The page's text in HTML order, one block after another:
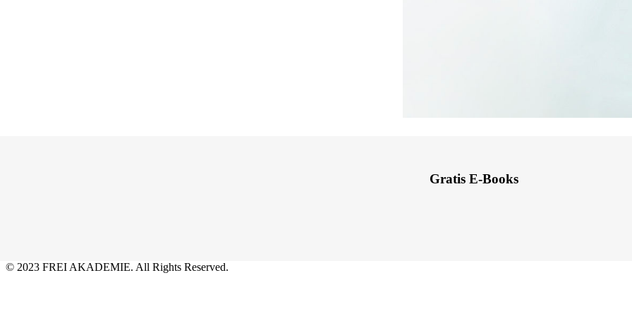
Gratis E-Books
© 2023 FREI AKADEMIE. All Rights Reserved.